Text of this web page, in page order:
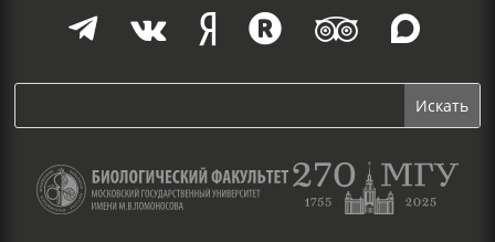
     